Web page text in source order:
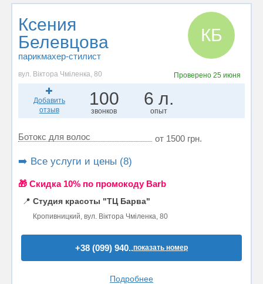
Ксения
Белевцова
парикмахер-стилист
КБ
вул. Віктора Чміленка, 80 Проверено 25 июня
Добавить
отзыв
100
звонков
6 л.
опыт
Ботокс для волос от 1500 грн.
➡️ Все услуги и цены (8)
🎁 Cкидка 10% по промокоду Barb
📍 Студия красоты "ТЦ Барва"
Кропивницкий, вул. Віктора Чміленка, 80
+38 (099) 940..показать номер
Подробнее